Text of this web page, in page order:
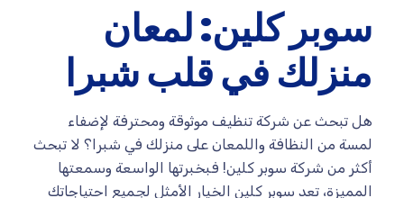
سوبر كلين: لمعان
منزلك في قلب شبرا
هل تبحث عن شركة تنظيف موثوقة ومحترفة لإضفاء
لمسة من النظافة واللمعان على منزلك في شبرا؟ لا تبحث
أكثر من شركة سوبر كلين! فبخبرتها الواسعة وسمعتها
المميزة، تعد سوبر كلين الخيار الأمثل لجميع احتياجاتك